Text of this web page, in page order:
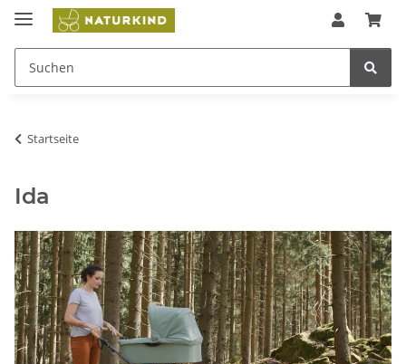
Startseite
Ida